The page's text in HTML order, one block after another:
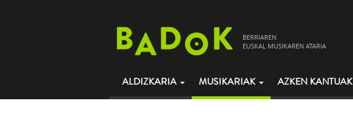
BERRIAREN
EUSKAL MUSIKAREN ATARIA
ALDIZKARIA MUSIKARIAK AZKEN KANTUAK